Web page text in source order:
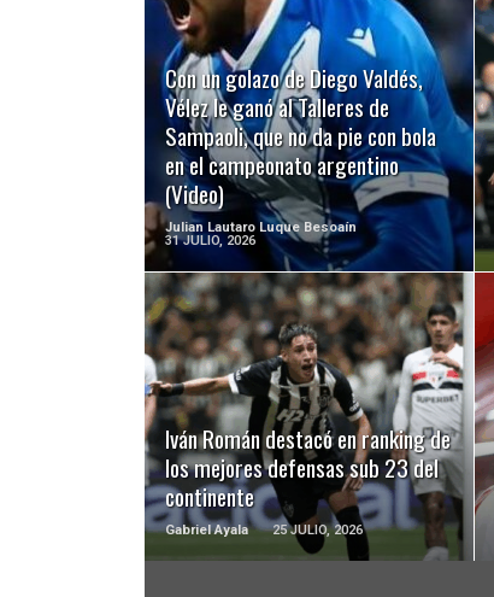
Con un golazo de Diego Valdés,
Vélez le ganó al Talleres de
Sampaoli, que no da pie con bola
en el campeonato argentino
(Video)
Julian Lautaro Luque Besoaín
31 JULIO, 2026
LEER MÁS
Iván Román destacó en ranking de
los mejores defensas sub 23 del
continente
Gabriel Ayala 25 JULIO, 2026
LEER MÁS